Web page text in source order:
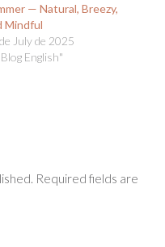
— Natural, Breezy,
Mindful
July de 2025
English"
Required fields are